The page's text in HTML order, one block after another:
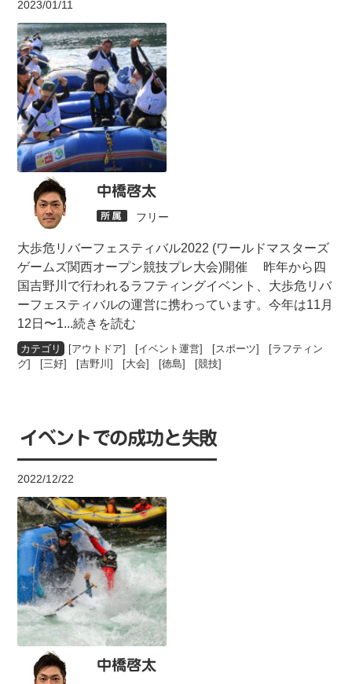
2023/01/11
中橋啓太
フリー
大歩危リバーフェスティバル2022 (ワールドマスターズ
ゲームズ関西オープン競技プレ大会)開催 昨年から四
国吉野川で行われるラフティングイベント、大歩危リバ
ーフェスティバルの運営に携わっています。今年は11月
12日〜1...続きを読む
[アウトドア] [イベント運営] [スポーツ] [ラフティン
グ] [三好] [吉野川] [大会] [徳島] [競技]
イベントでの成功と失敗
2022/12/22
中橋啓太